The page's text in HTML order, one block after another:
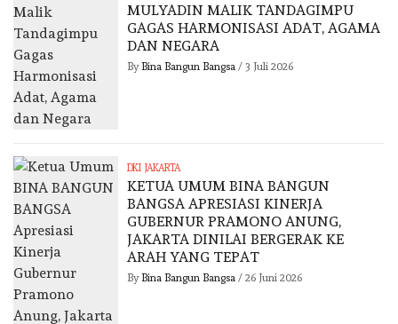
MULYADIN MALIK TANDAGIMPU
GAGAS HARMONISASI ADAT, AGAMA
DAN NEGARA
By Bina Bangun Bangsa / 3 Juli 2026
DKI JAKARTA
KETUA UMUM BINA BANGUN
BANGSA APRESIASI KINERJA
GUBERNUR PRAMONO ANUNG,
JAKARTA DINILAI BERGERAK KE
ARAH YANG TEPAT
By Bina Bangun Bangsa / 26 Juni 2026